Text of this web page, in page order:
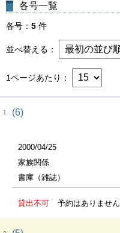
各号一覧
各号 5 件
並べ替える
1ページあたり
1 (6)
2000/04/25
家族関係
書庫（雑誌）
貸出不可 予約はありません